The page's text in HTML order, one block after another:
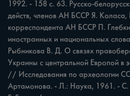
1992. - 158 c. 63. Русско-
действ, членов АН БССР Я.
корреспондента АН БССР П.
иностранных и национальных
Рыбникова В. Д. О связях
Украины с центральной Европой в
// Исследования по археологии
Артамонова. - Л.: Наука, 1961. -